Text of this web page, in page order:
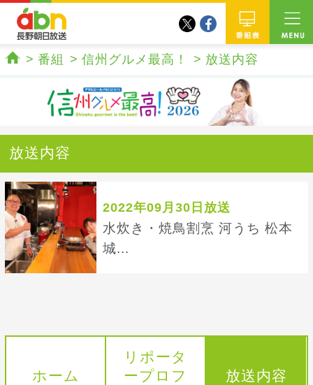
twitterfacebook
番組 信州グルメ最高！ 放送内容
放送内容
2022年09月30日放送
水炊き・焼鳥割烹 河うち 松本
城...
ホーム
リポータ
ープロフ
放送内容